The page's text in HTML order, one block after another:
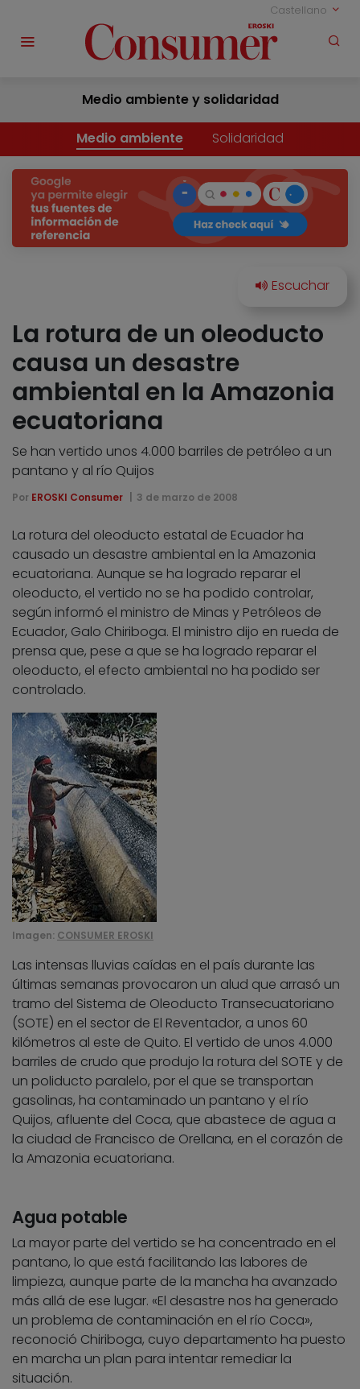
Castellano
Medio ambiente y solidaridad
Medio ambiente Solidaridad
La rotura de un oleoducto
causa un desastre
ambiental en la Amazonia
ecuatoriana
Se han vertido unos 4.000 barriles de petróleo a un
pantano y al río Quijos
Por EROSKI Consumer 3 de marzo de 2008
La rotura del oleoducto estatal de Ecuador ha
causado un desastre ambiental en la Amazonia
ecuatoriana. Aunque se ha logrado reparar el
oleoducto, el vertido no se ha podido controlar,
según informó el ministro de Minas y Petróleos de
Ecuador, Galo Chiriboga. El ministro dijo en rueda de
prensa que, pese a que se ha logrado reparar el
oleoducto, el efecto ambiental no ha podido ser
controlado.
Imagen: CONSUMER EROSKI
Las intensas lluvias caídas en el país durante las
últimas semanas provocaron un alud que arrasó un
tramo del Sistema de Oleoducto Transecuatoriano
(SOTE) en el sector de El Reventador, a unos 60
kilómetros al este de Quito. El vertido de unos 4.000
barriles de crudo que produjo la rotura del SOTE y de
un poliducto paralelo, por el que se transportan
gasolinas, ha contaminado un pantano y el río
Quijos, afluente del Coca, que abastece de agua a
la ciudad de Francisco de Orellana, en el corazón de
la Amazonia ecuatoriana.
Agua potable
La mayor parte del vertido se ha concentrado en el
pantano, lo que está facilitando las labores de
limpieza, aunque parte de la mancha ha avanzado
más allá de ese lugar. «El desastre nos ha generado
un problema de contaminación en el río Coca»,
reconoció Chiriboga, cuyo departamento ha puesto
en marcha un plan para intentar remediar la
situación.